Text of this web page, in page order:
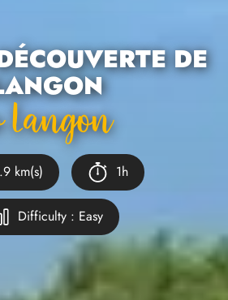
DE
Langon
km(s) 1h
Difficulty : Easy